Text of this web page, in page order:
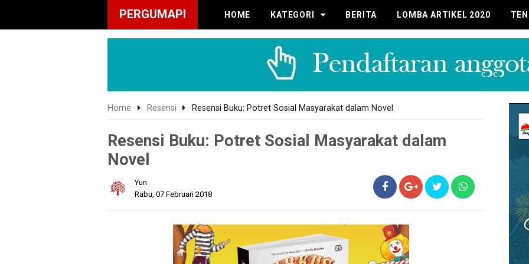
PERGUMAPI HOME KATEGORI BERITA LOMBA ARTIKEL 2020
Home Resensi Resensi Buku: Potret Sosial Masyarakat dalam Novel
Resensi Buku: Potret Sosial Masyarakat dalam
Novel
Yun
Rabu, 07 Februari 2018